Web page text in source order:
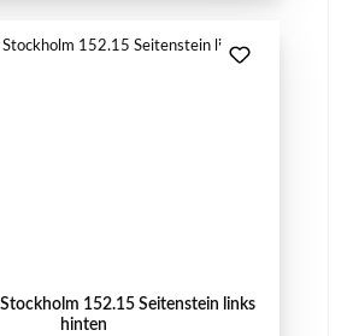
152.15 Seitenstein links
hinten